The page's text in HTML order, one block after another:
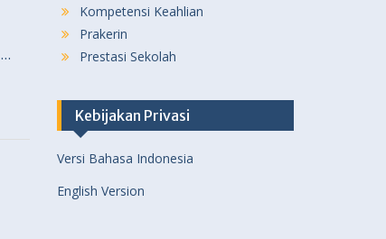
Kompetensi Keahlian
Prakerin
Prestasi Sekolah
Kebijakan Privasi
Versi Bahasa Indonesia
English Version